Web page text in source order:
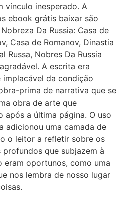
vínculo inesperado. A
ebook grátis baixar são
Da Russia: Casa de
Casa de Romanov, Dinastia
Russa, Nobres Da Russia
A escrita era
da condição
prima de narrativa que se
obra de arte que
após a última página. O uso
adicionou uma camada de
o leitor a refletir sobre os
que subjazem à
eram oportunos, como uma
nos lembra de nosso lugar